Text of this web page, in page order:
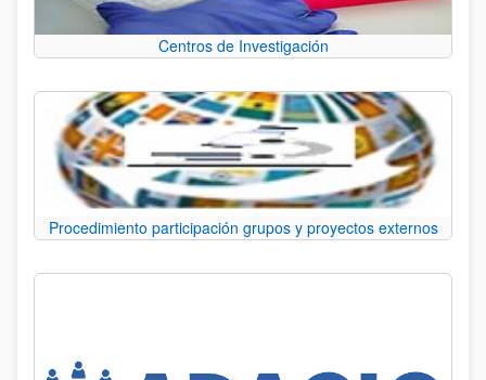
Centros de Investigación
Procedimiento participación grupos y proyectos externos